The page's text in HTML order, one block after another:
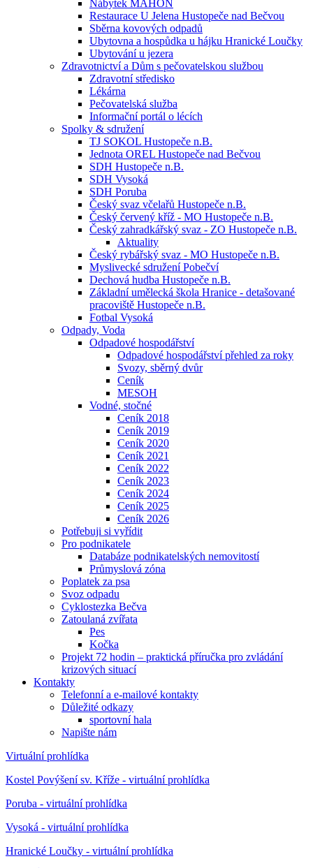
Nábytek MAHON
Restaurace U Jelena Hustopeče nad Bečvou
Sběrna kovových odpadů
Ubytovna a hospůdka u hájku Hranické Loučky
Ubytování u jezera
Zdravotnictví a Dům s pečovatelskou službou
Zdravotní středisko
Lékárna
Pečovatelská služba
Informační portál o lécích
Spolky & sdružení
TJ SOKOL Hustopeče n.B.
Jednota OREL Hustopeče nad Bečvou
SDH Hustopeče n.B.
SDH Vysoká
SDH Poruba
Český svaz včelařů Hustopeče n.B.
Český červený kříž - MO Hustopeče n.B.
Český zahradkářský svaz - ZO Hustopeče n.B.
Aktuality
Český rybářský svaz - MO Hustopeče n.B.
Myslivecké sdružení Pobečví
Dechová hudba Hustopeče n.B.
Základní umělecká škola Hranice - detašované
pracoviště Hustopeče n.B.
Fotbal Vysoká
Odpady, Voda
Odpadové hospodářství
Odpadové hospodářství přehled za roky
Svozy, sběrný dvůr
Ceník
MESOH
Vodné, stočné
Ceník 2018
Ceník 2019
Ceník 2020
Ceník 2021
Ceník 2022
Ceník 2023
Ceník 2024
Ceník 2025
Ceník 2026
Potřebuji si vyřídit
Pro podnikatele
Databáze podnikatelských nemovitostí
Průmyslová zóna
Poplatek za psa
Svoz odpadu
Cyklostezka Bečva
Zatoulaná zvířata
Pes
Kočka
Projekt 72 hodin – praktická příručka pro zvládání
krizových situací
Kontakty
Telefonní a e-mailové kontakty
Důležité odkazy
sportovní hala
Napište nám
Virtuální prohlídka
Kostel Povýšení sv. Kříže - virtuální prohlídka
Poruba - virtuální prohlídka
Vysoká - virtuální prohlídka
Hranické Loučky - virtuální prohlídka